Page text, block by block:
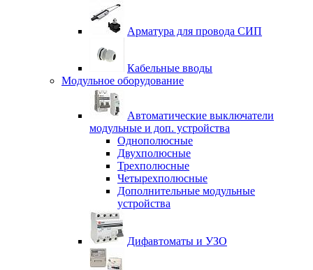
Арматура для провода СИП
Кабельные вводы
Модульное оборудование
Автоматические выключатели
модульные и доп. устройства
Однополюсные
Двухполюсные
Трехполюсные
Четырехполюсные
Дополнительные модульные
устройства
Дифавтоматы и УЗО